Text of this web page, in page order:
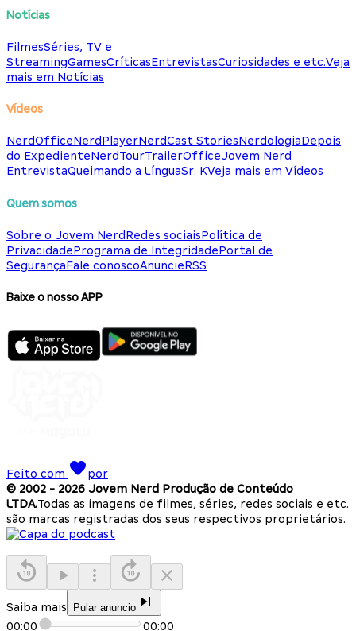
Notícias
FilmesSéries, TV e
StreamingGamesCríticasEntrevistasCuriosidades e etc.Veja
mais em Notícias
Vídeos
NerdOfficeNerdPlayerNerdCast StoriesNerdologiaDepois
do ExpedienteNerdTourTrailerOfficeJovem Nerd
EntrevistaQueimando a LínguaSr. KVeja mais em Vídeos
Quem somos
Sobre o Jovem NerdRedes sociaisPolítica de
PrivacidadePrograma de IntegridadePortal de
SegurançaFale conoscoAnuncieRSS
Baixe o nosso APP
Feito com
por
© 2002 - 2026 Jovem Nerd Produção de Conteúdo
LTDA.Todas as imagens de filmes, séries, redes sociais e etc.
são marcas registradas dos seus respectivos proprietários.
Saiba mais Pular anuncio
00:00 00:00